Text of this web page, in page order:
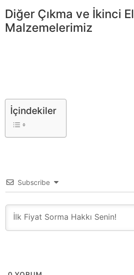
Diğer Çıkma ve İkinci El
Malzemelerimiz
İçindekiler
Subscribe